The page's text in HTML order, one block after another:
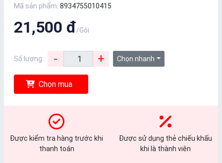
Mã sản phẩm: 8934755010415
21,500 đ/Gói
Số lượng: - + Chọn nhanh
Chọn mua
Được kiểm tra hàng trước khi
thanh toán
Được sử dụng thẻ chiếu khấu
khi là thành viên